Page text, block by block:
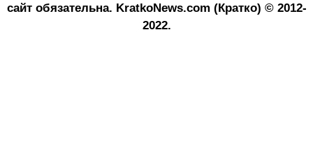
сайт обязательна. KratkoNews.com (Кратко) © 2012-
2022.